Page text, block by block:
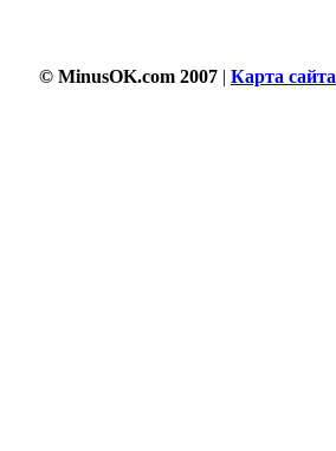
© MinusOK.com 2007 | Карта сайта